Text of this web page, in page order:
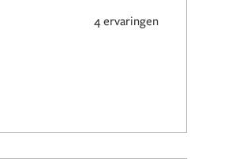
4 ervaringen